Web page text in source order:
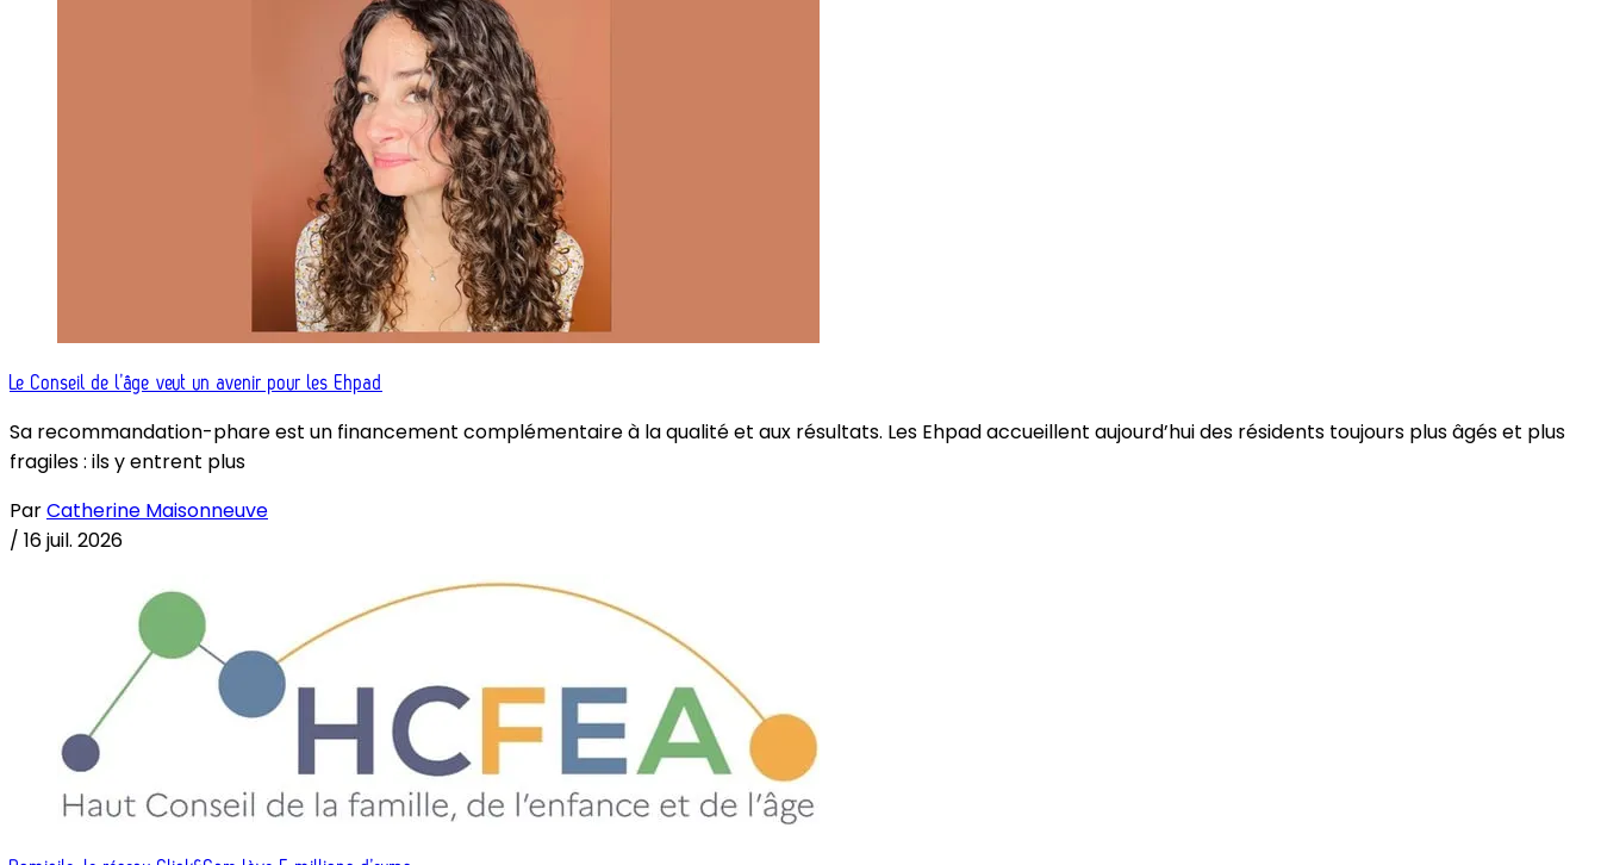
Le Conseil de l’âge veut un avenir pour les Ehpad
Sa recommandation-phare est un financement complémentaire à la qualité et aux résultats. Les Ehpad accueillent aujourd’hui des résidents toujours plus âgés et plus
fragiles : ils y entrent plus
ParCatherine Maisonneuve
/ 16 juil. 2026